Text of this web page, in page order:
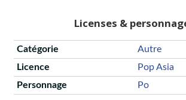
Licenses &
Catégorie
Autre
Licence
Pop Asia
Personnage
Po